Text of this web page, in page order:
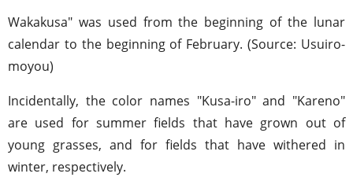
Wakakusa" was used from the beginning of the lunar
calendar to the beginning of February. (Source: Usuiro-
moyou)
Incidentally, the color names "Kusa-iro" and "Kareno"
are used for summer fields that have grown out of
young grasses, and for fields that have withered in
winter, respectively.